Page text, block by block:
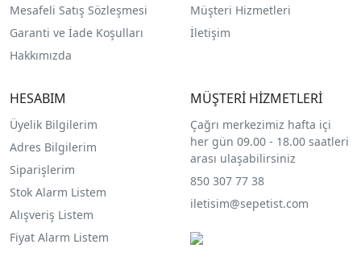
Mesafeli Satış Sözleşmesi
Garanti ve İade Koşulları
Hakkımızda
Müşteri Hizmetleri
İletişim
HESABIM
Üyelik Bilgilerim
Adres Bilgilerim
Siparişlerim
Stok Alarm Listem
Alışveriş Listem
Fiyat Alarm Listem
MÜŞTERİ HİZMETLERİ
Çağrı merkezimiz hafta içi
her gün 09.00 - 18.00 saatleri
arası ulaşabilirsiniz
850 307 77 38
iletisim@sepetist.com